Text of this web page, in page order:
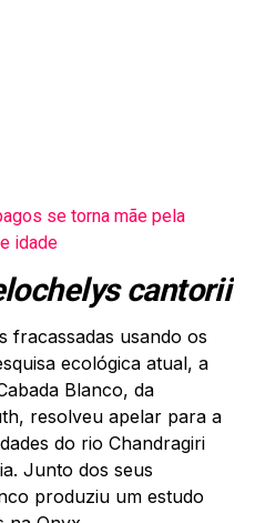
se torna mãe pela
idade
cantorii
fracassadas usando os
ecológica atual, a
Blanco, da
resolveu apelar para a
do rio Chandragiri
Junto dos seus
produziu um estudo